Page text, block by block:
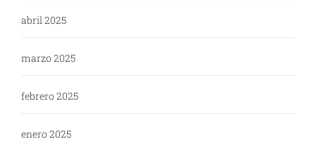
abril 2025
marzo 2025
febrero 2025
enero 2025